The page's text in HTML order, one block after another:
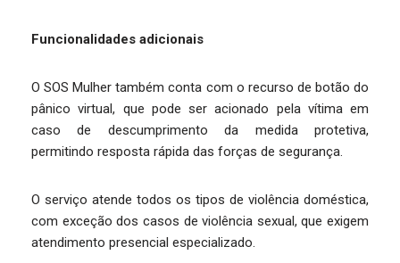
Funcionalidades adicionais
O SOS Mulher também conta com o recurso de botão do
pânico virtual, que pode ser acionado pela vítima em
caso de descumprimento da medida protetiva,
permitindo resposta rápida das forças de segurança.
O serviço atende todos os tipos de violência doméstica,
com exceção dos casos de violência sexual, que exigem
atendimento presencial especializado.